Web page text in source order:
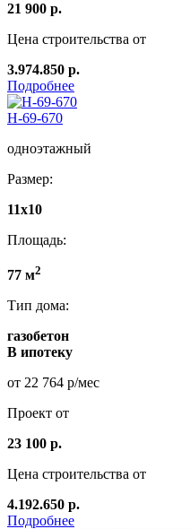
21 900 р.
Цена строительства от
3.974.850 р.
Подробнее
Н-69-670
одноэтажный
Размер:
11x10
Площадь:
77 м2
Тип дома:
газобетон
В ипотеку
от 22 764 р/мес
Проект от
23 100 р.
Цена строительства от
4.192.650 р.
Подробнее